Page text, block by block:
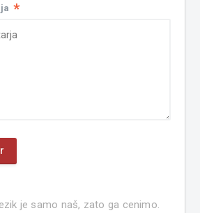
*
je samo naš, zato ga cenimo.